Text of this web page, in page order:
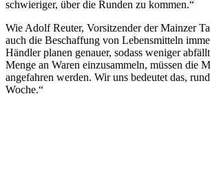
schwieriger, über die Runden zu kommen.“
Wie Adolf Reuter, Vorsitzender der Mainzer
auch die Beschaffung von Lebensmitteln
Händler planen genauer, sodass weniger
Menge an Waren einzusammeln, müssen die
angefahren werden. Wir uns bedeutet das,
Woche.“